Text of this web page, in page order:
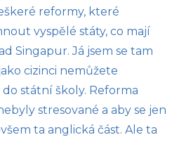
reformy, které
vyspělé státy, co mají
Singapur. Já jsem se tam
cizinci nemůžete
státní školy. Reforma
stresované a aby se jen
ta anglická část. Ale ta